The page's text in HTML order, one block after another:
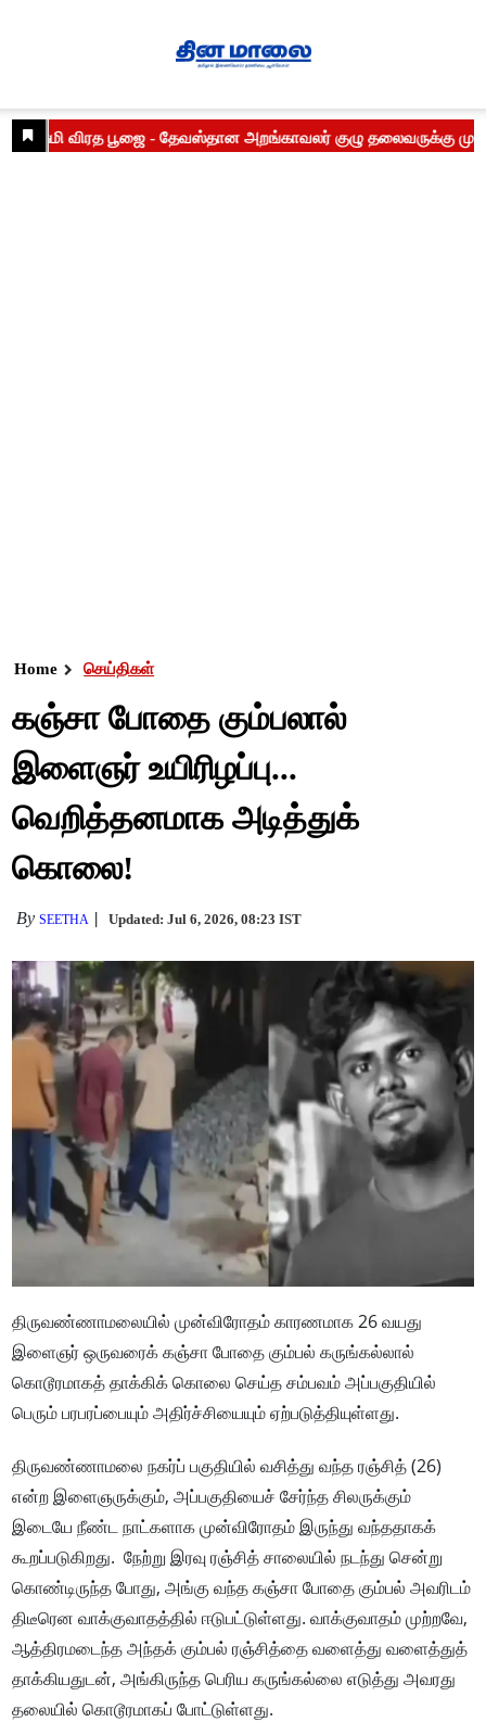
Home செய்திகள்
கஞ்சா போதை கும்பலால்
இளைஞர் உயிரிழப்பு...
வெறித்தனமாக அடித்துக்
கொலை!
BySEETHA Updated: Jul 6, 2026, 08:23 IST
திருவண்ணாமலையில் முன்விரோதம் காரணமாக 26 வயது
இளைஞர் ஒருவரைக் கஞ்சா போதை கும்பல் கருங்கல்லால்
கொடூரமாகத் தாக்கிக் கொலை செய்த சம்பவம் அப்பகுதியில்
பெரும் பரபரப்பையும் அதிர்ச்சியையும் ஏற்படுத்தியுள்ளது.
திருவண்ணாமலை நகர்ப் பகுதியில் வசித்து வந்த ரஞ்சித் (26)
என்ற இளைஞருக்கும், அப்பகுதியைச் சேர்ந்த சிலருக்கும்
இடையே நீண்ட நாட்களாக முன்விரோதம் இருந்து வந்ததாகக்
கூறப்படுகிறது. நேற்று இரவு ரஞ்சித் சாலையில் நடந்து சென்று
கொண்டிருந்த போது, அங்கு வந்த கஞ்சா போதை கும்பல் அவரிடம்
திடீரென வாக்குவாதத்தில் ஈடுபட்டுள்ளது. வாக்குவாதம் முற்றவே,
ஆத்திரமடைந்த அந்தக் கும்பல் ரஞ்சித்தை வளைத்து வளைத்துத்
தாக்கியதுடன், அங்கிருந்த பெரிய கருங்கல்லை எடுத்து அவரது
தலையில் கொடூரமாகப் போட்டுள்ளது.